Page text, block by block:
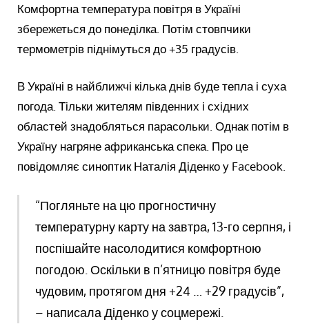
Комфортна температура повітря в Україні
збережеться до понеділка. Потім стовпчики
термометрів піднімуться до +35 градусів.
В Україні в найближчі кілька днів буде тепла і суха
погода. Тільки жителям південних і східних
областей знадобляться парасольки. Однак потім в
Україну нагряне африканська спека. Про це
повідомляє синоптик Наталія Діденко у Facebook.
“Погляньте на цю прогностичну
температурну карту на завтра, 13-го серпня, і
поспішайте насолодитися комфортною
погодою. Оскільки в п’ятницю повітря буде
чудовим, протягом дня +24 … +29 градусів”,
– написала Діденко у соцмережі.